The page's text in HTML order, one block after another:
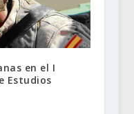
en el I
Estudios